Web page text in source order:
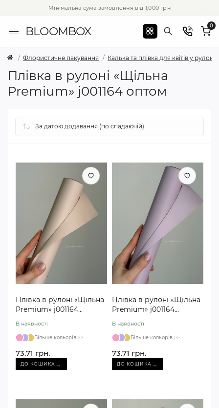
Мінімальна сума замовлення від 1,000 грн
BLOOMBOX 0
Флористичне пакування Калька та плівка для квітів у рулоні
Плівка в рулоні «Щільна
Premium» j001164 оптом
Плівка в рулоні «Щільна
Premium» j001164
В наявності
Більше кольорів >>
73.71 грн.
ДО КОШИКА →
Плівка в рулоні «Щільна
Premium» j001164
В наявності
Більше кольорів >>
73.71 грн.
ДО КОШИКА →